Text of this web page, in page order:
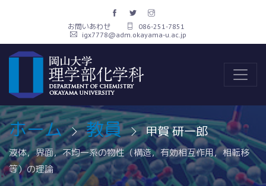
お問いあわせ
086-251-7851
igx7778@adm.okayama-u.ac.jp
ホーム 教員 甲賀 研一郎
液体，界面，不均一系の物性（構造，有効相互作用，相転移
等）の理論